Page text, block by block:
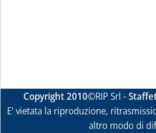
Copyright 2010©RIP Srl -
E' vietata la riproduzione,
altro modo di